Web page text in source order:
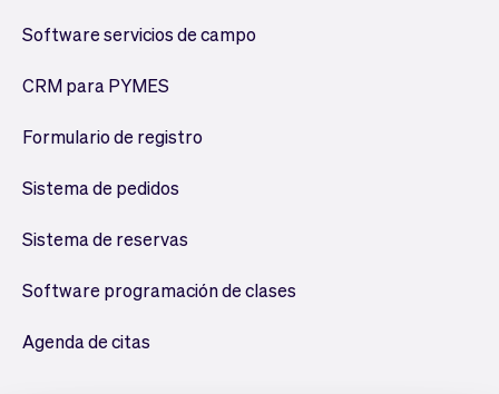
Software servicios de campo
CRM para PYMES
Formulario de registro
Sistema de pedidos
Sistema de reservas
Software programación de clases
Agenda de citas